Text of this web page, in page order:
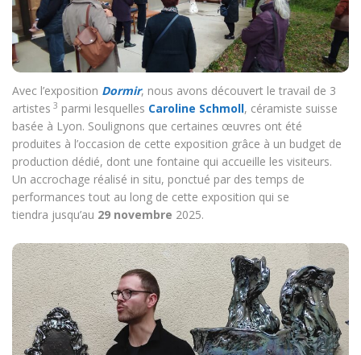
Avec l’exposition Dormir, nous avons découvert le travail de 3
artistes 3 parmi lesquelles Caroline Schmoll, céramiste suisse
basée à Lyon. Soulignons que certaines œuvres ont été
produites à l’occasion de cette exposition grâce à un budget de
production dédié, dont une fontaine qui accueille les visiteurs.
Un accrochage réalisé in situ, ponctué par des temps de
performances tout au long de cette exposition qui se
tiendra jusqu’au 29 novembre 2025.